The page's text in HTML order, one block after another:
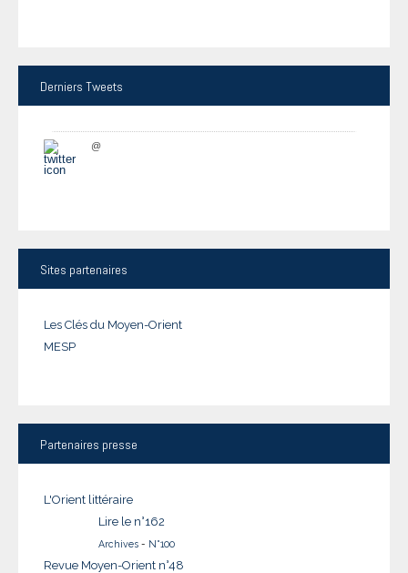
Derniers Tweets
@
Sites partenaires
Les Clés du Moyen-Orient
MESP
Partenaires presse
L'Orient littéraire
Lire le n°162
Archives - N°100
Revue Moyen-Orient n°48